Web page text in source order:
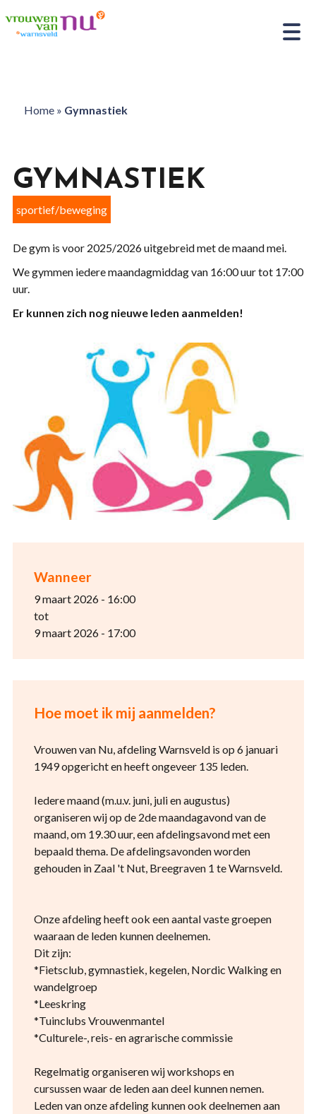
Home» Gymnastiek
Wanneer
9 maart 2026 - 16:00
tot
9 maart 2026 - 17:00
Hoe moet ik mij aanmelden?
Vrouwen van Nu, afdeling Warnsveld is op 6 januari
1949 opgericht en heeft ongeveer 135 leden.
Iedere maand (m.u.v. juni, juli en augustus)
organiseren wij op de 2de maandagavond van de
maand, om 19.30 uur, een afdelingsavond met een
bepaald thema. De afdelingsavonden worden
gehouden in Zaal 't Nut, Breegraven 1 te Warnsveld.
Onze afdeling heeft ook een aantal vaste groepen
waaraan de leden kunnen deelnemen.
Dit zijn:
*Fietsclub, gymnastiek, kegelen, Nordic Walking en
wandelgroep
*Leeskring
*Tuinclubs Vrouwenmantel
*Culturele-, reis- en agrarische commissie
Regelmatig organiseren wij workshops en
cursussen waar de leden aan deel kunnen nemen.
Leden van onze afdeling kunnen ook deelnemen aan
GYMNASTIEK
sportief/beweging
De gym is voor 2025/2026 uitgebreid met de maand mei.
We gymmen iedere maandagmiddag van 16:00 uur tot 17:00
uur.
Er kunnen zich nog nieuwe leden aanmelden!